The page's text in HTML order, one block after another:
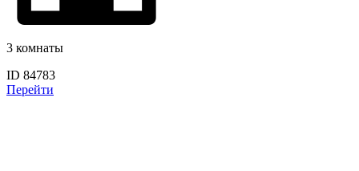
3 комнаты
ID 84783
Перейти